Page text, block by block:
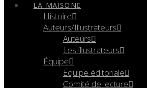
LA MAISON
Histoire
Auteurs/Illustrateurs
Auteurs
Les illustrateurs
Équipe
Équipe éditoriale
Comité de lecture